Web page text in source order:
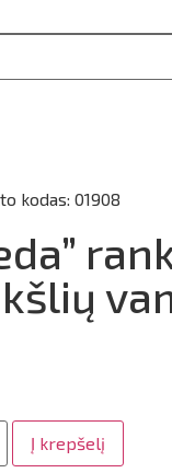
kodas: 01908
Į krepšelį